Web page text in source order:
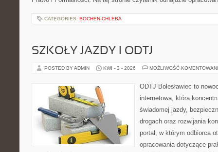
CATEGORIES: BOCHEN-CHLEBA
SZKOŁY JAZDY I ODTJ
POSTED BY ADMIN KWI - 3 - 2026 MOŻLIWOŚĆ
ODTJ Bolesławiec to
internetowa, która
świadomej jazdy,
drogach oraz rozwijania
portal, w którym odbiorca
opracowania dotyczące